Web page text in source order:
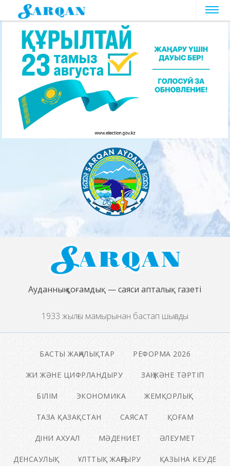
Ауданның қоғамдық — саяси апталық газеті
1933 жылғы мамырынан бастап шығады
БАСТЫ ЖАҢАЛЫҚТАР РЕФОРМА 2026
ЖИ ЖӘНЕ ЦИФРЛАНДЫРУ ЗАҢ ЖӘНЕ ТӘРТІП
БІЛІМ ЭКОНОМИКА ЖЕМҚОРЛЫҚ
ТАЗА ҚАЗАҚСТАН САЯСАТ ҚОҒАМ
ДІНИ АХУАЛ МӘДЕНИЕТ ӘЛЕУМЕТ
ДЕНСАУЛЫҚ ҰЛТТЫҚ ЖАҢҒЫРУ ҚАЗЫНА КЕУДЕ